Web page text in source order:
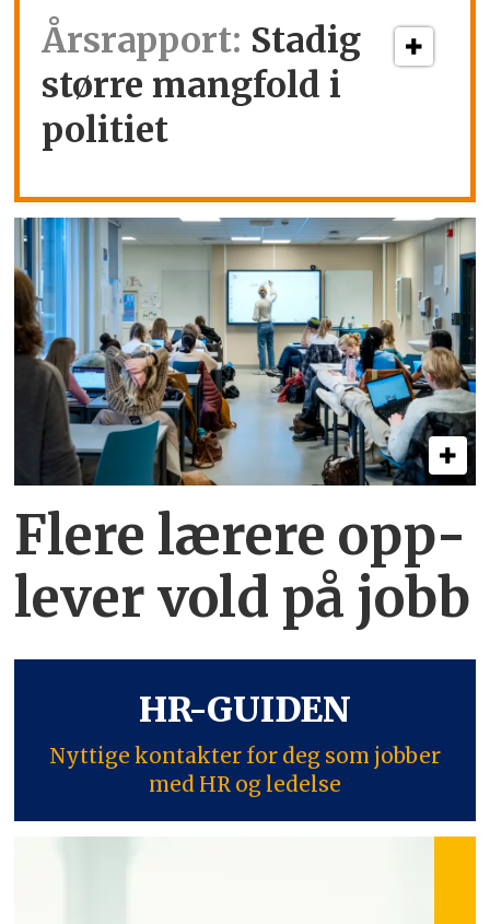
Årsrapport: Stadig
større mangfold i
politiet
Flere lærere opp­
lever vold på jobb
HR-GUIDEN
Nyttige kontakter for deg som jobber
med HR og ledelse